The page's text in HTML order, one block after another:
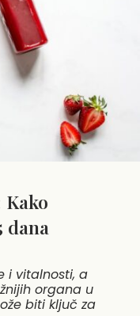
i vitalnosti, a
organa u
biti ključ za